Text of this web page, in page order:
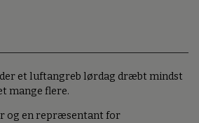
et luftangreb lørdag dræbt mindst
mange flere.
og en repræsentant for